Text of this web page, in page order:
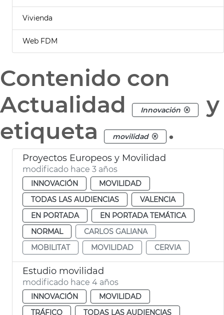
Vivienda
Web FDM
Contenido con
Actualidad
Innovación
y
etiqueta
movilidad .
Proyectos Europeos y Movilidad
modificado hace 3 años
INNOVACIÓN
MOVILIDAD
TODAS LAS AUDIENCIAS
VALENCIA
EN PORTADA
EN PORTADA TEMÁTICA
NORMAL
CARLOS GALIANA
MOBILITAT
MOVILIDAD CERVIA
Estudio movilidad
modificado hace 4 años
INNOVACIÓN
MOVILIDAD
TRÁFICO
TODAS LAS AUDIENCIAS